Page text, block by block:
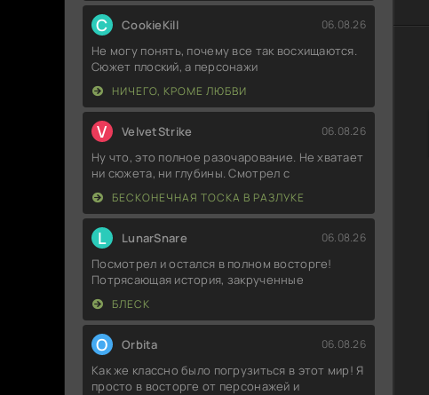
C CookieKill 06.08.26
Не могу понять, почему все так восхищаются.
Сюжет плоский, а персонажи
НИЧЕГО, КРОМЕ ЛЮБВИ
V VelvetStrike 06.08.26
Ну что, это полное разочарование. Не хватает
ни сюжета, ни глубины. Смотрел с
БЕСКОНЕЧНАЯ ТОСКА В РАЗЛУКЕ
L LunarSnare 06.08.26
Посмотрел и остался в полном восторге!
Потрясающая история, закрученные
БЛЕСК
O Orbita 06.08.26
Как же классно было погрузиться в этот мир! Я
просто в восторге от персонажей и